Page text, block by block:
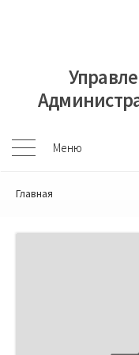
Меню
Меню
Главная